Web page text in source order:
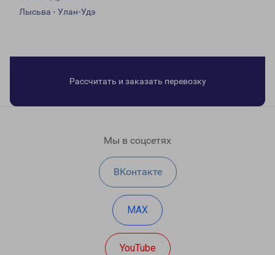
Лысьва - Улан-Удэ
Рассчитать и заказать перевозку
Мы в соцсетях
ВКонтакте
MAX
YouTube